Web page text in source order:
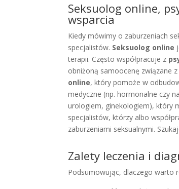
Seksuolog online,
wsparcia
Kiedy mówimy o zaburzeniach
specjalistów. Seksuolog online
terapii. Często współpracuje z
obniżoną samoocenę związane
online, który pomoże w
medyczne (np. hormonalne czy
urologiem, ginekologiem), który
specjalistów, którzy albo
zaburzeniami seksualnymi.
Zalety leczenia i
Podsumowując, dlaczego warto